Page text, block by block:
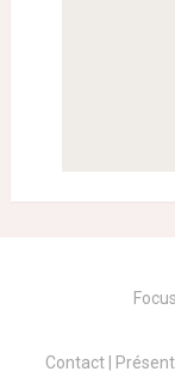
Contact |